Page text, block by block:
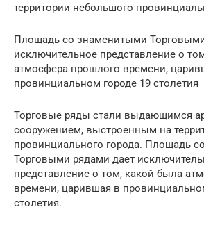
территории небольшого
Площадь со знаменитыми
исключительное представление о
атмосфера прошлого времени,
провинциальном городе 19 столетия
Торговые ряды стали выдающимся
сооружением, выстроенным на
провинциального города. Площадь
Торговыми рядами дает
представление о том, какой была
времени, царившая в
столетия.